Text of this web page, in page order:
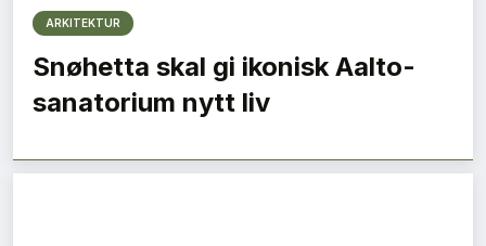
ARKITEKTUR
Snøhetta skal gi ikonisk Aalto-
sanatorium nytt liv